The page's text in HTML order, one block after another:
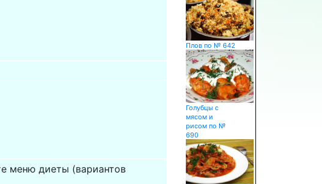
меню диеты (вариантов
Плов по № 642
Голубцы с
мясом и
рисом по №
690